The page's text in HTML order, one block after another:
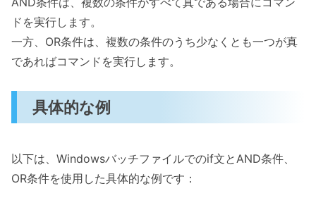
ドを実行します。
一方、OR条件は、複数の条件のうち少なくとも一つが真
であればコマンドを実行します。
具体的な例
以下は、Windowsバッチファイルでのif文とAND条件、
OR条件を使用した具体的な例です：